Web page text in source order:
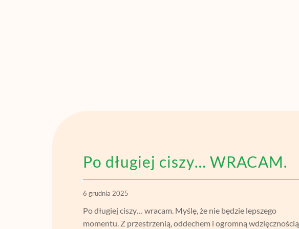
Po długiej ciszy… WRACAM.
6 grudnia 2025
Po długiej ciszy… wracam. Myślę, że nie będzie lepszego
momentu. Z przestrzenią, oddechem i ogromną wdzięcznością.